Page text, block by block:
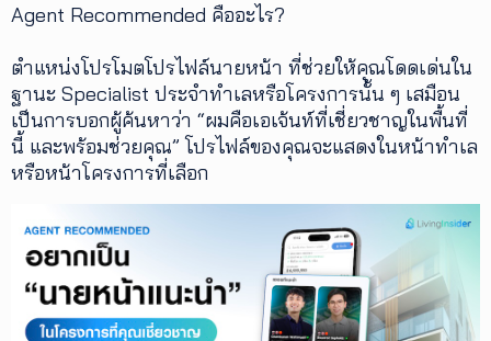
โหลด
Agent Recommended คืออะไร?
ตำแหน่งโปรโมตโปรไฟล์นายหน้า ที่ช่วยให้คุณโดดเด่นใน
ฐานะ Specialist ประจำทำเลหรือโครงการนั้น ๆ เสมือน
เป็นการบอกผู้ค้นหาว่า “ผมคือเอเจ้นท์ที่เชี่ยวชาญในพื้นที่
นี้ และพร้อมช่วยคุณ” โปรไฟล์ของคุณจะแสดงในหน้าทำเล
หรือหน้าโครงการที่เลือก